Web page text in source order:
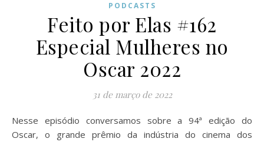
PODCASTS
Feito por Elas #162
Especial Mulheres no
Oscar 2022
31 de março de 2022
Nesse episódio conversamos sobre a 94ª edição do
Oscar, o grande prêmio da indústria do cinema dos